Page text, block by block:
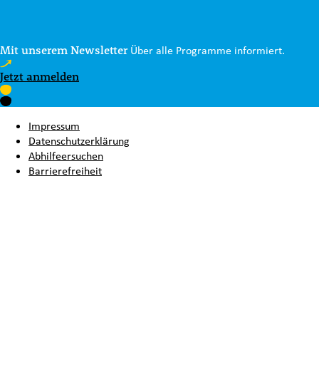
Mit unserem Newsletter Über alle Programme informiert.
Jetzt anmelden
Impressum
Datenschutzerklärung
Abhilfeersuchen
Barrierefreiheit